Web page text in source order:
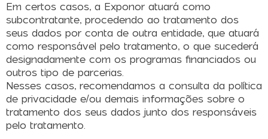
Em certos casos, a Exponor atuará como
subcontratante, procedendo ao tratamento dos
seus dados por conta de outra entidade, que atuará
como responsável pelo tratamento, o que sucederá
designadamente com os programas financiados ou
outros tipo de parcerias.
Nesses casos, recomendamos a consulta da política
de privacidade e/ou demais informações sobre o
tratamento dos seus dados junto dos responsáveis
pelo tratamento.